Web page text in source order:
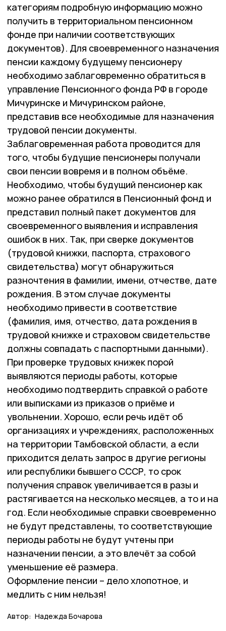
категориям подробную информацию можно
получить в территориальном пенсионном
фонде при наличии соответствующих
документов). Для своевременного назначения
пенсии каждому будущему пенсионеру
необходимо заблаговременно обратиться в
управление Пенсионного фонда РФ в городе
Мичуринске и Мичуринском районе,
представив все необходимые для назначения
трудовой пенсии документы.
Заблаговременная работа проводится для
того, чтобы будущие пенсионеры получали
свои пенсии вовремя и в полном объёме.
Необходимо, чтобы будущий пенсионер как
можно ранее обратился в Пенсионный фонд и
представил полный пакет документов для
своевременного выявления и исправления
ошибок в них. Так, при сверке документов
(трудовой книжки, паспорта, страхового
свидетельства) могут обнаружиться
разночтения в фамилии, имени, отчестве, дате
рождения. В этом случае документы
необходимо привести в соответствие
(фамилия, имя, отчество, дата рождения в
трудовой книжке и страховом свидетельстве
должны совпадать с паспортными данными).
При проверке трудовых книжек порой
выявляются периоды работы, которые
необходимо подтвердить справкой о работе
или выписками из приказов о приёме и
увольнении. Хорошо, если речь идёт об
организациях и учреждениях, расположенных
на территории Тамбовской области, а если
приходится делать запрос в другие регионы
или республики бывшего СССР, то срок
получения справок увеличивается в разы и
растягивается на несколько месяцев, а то и на
год. Если необходимые справки своевременно
не будут представлены, то соответствующие
периоды работы не будут учтены при
назначении пенсии, а это влечёт за собой
уменьшение её размера.
Оформление пенсии – дело хлопотное, и
медлить с ним нельзя!
Автор: Надежда Бочарова